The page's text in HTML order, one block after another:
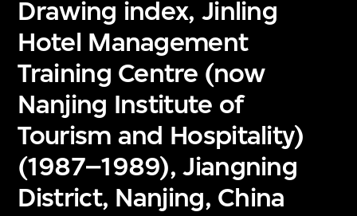
Drawing index, Jinling
Hotel Management
Training Centre (now
Nanjing Institute of
Tourism and Hospitality)
(1987–1989), Jiangning
District, Nanjing, China